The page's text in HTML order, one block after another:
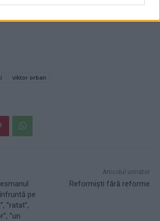
viktor orban
pe
”ratat”,
”un
Articolul următor
Reformiști fără reforme